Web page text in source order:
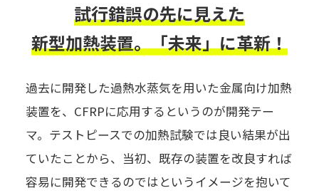
試行錯誤の先に見えた
新型加熱装置。「未来」に革新！
過去に開発した過熱水蒸気を用いた金属向け加熱
装置を、CFRPに応用するというのが開発テー
マ。テストピースでの加熱試験では良い結果が出
ていたことから、当初、既存の装置を改良すれば
容易に開発できるのではというイメージを抱いて